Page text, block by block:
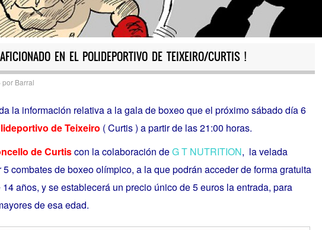
EN EL POLIDEPORTIVO DE TEIXEIRO/CURTIS !
por Barral
la información relativa a la gala de boxeo que el próximo sábado día 6
de Teixeiro ( Curtis ) a partir de las 21:00 horas.
de Curtiscon la colaboración deG T NUTRITION, la velada
combates de boxeo olímpico, a la que podrán acceder de forma gratuita
años, y se establecerá un precio único de 5 euros la entrada, para
de esa edad.